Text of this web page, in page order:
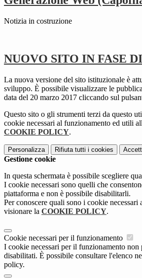
Notizia in costruzione
NUOVO SITO IN FASE
La nuova versione del sito istituzionale è
sviluppo. È possibile visualizzare le
data del 20 marzo 2017 cliccando sul
Questo sito o gli strumenti terzi da questo
cookie necessari al funzionamento ed utili
COOKIE POLICY.
Personalizza Rifiuta tutti i cookies
Gestione cookie
In questa schermata è possibile scegliere
I cookie necessari sono quelli che
piattaforma e non è possibile disabilitarli.
Per conoscere quali sono i cookie necessari
visionare la COOKIE POLICY.
Cookie necessari per il funzionamento
I cookie necessari per il funzionamento non
disabilitati. È possibile consultare l'elenco
policy.